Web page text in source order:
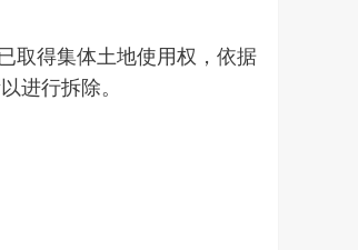
取得集体土地使用权，依据
进行拆除。